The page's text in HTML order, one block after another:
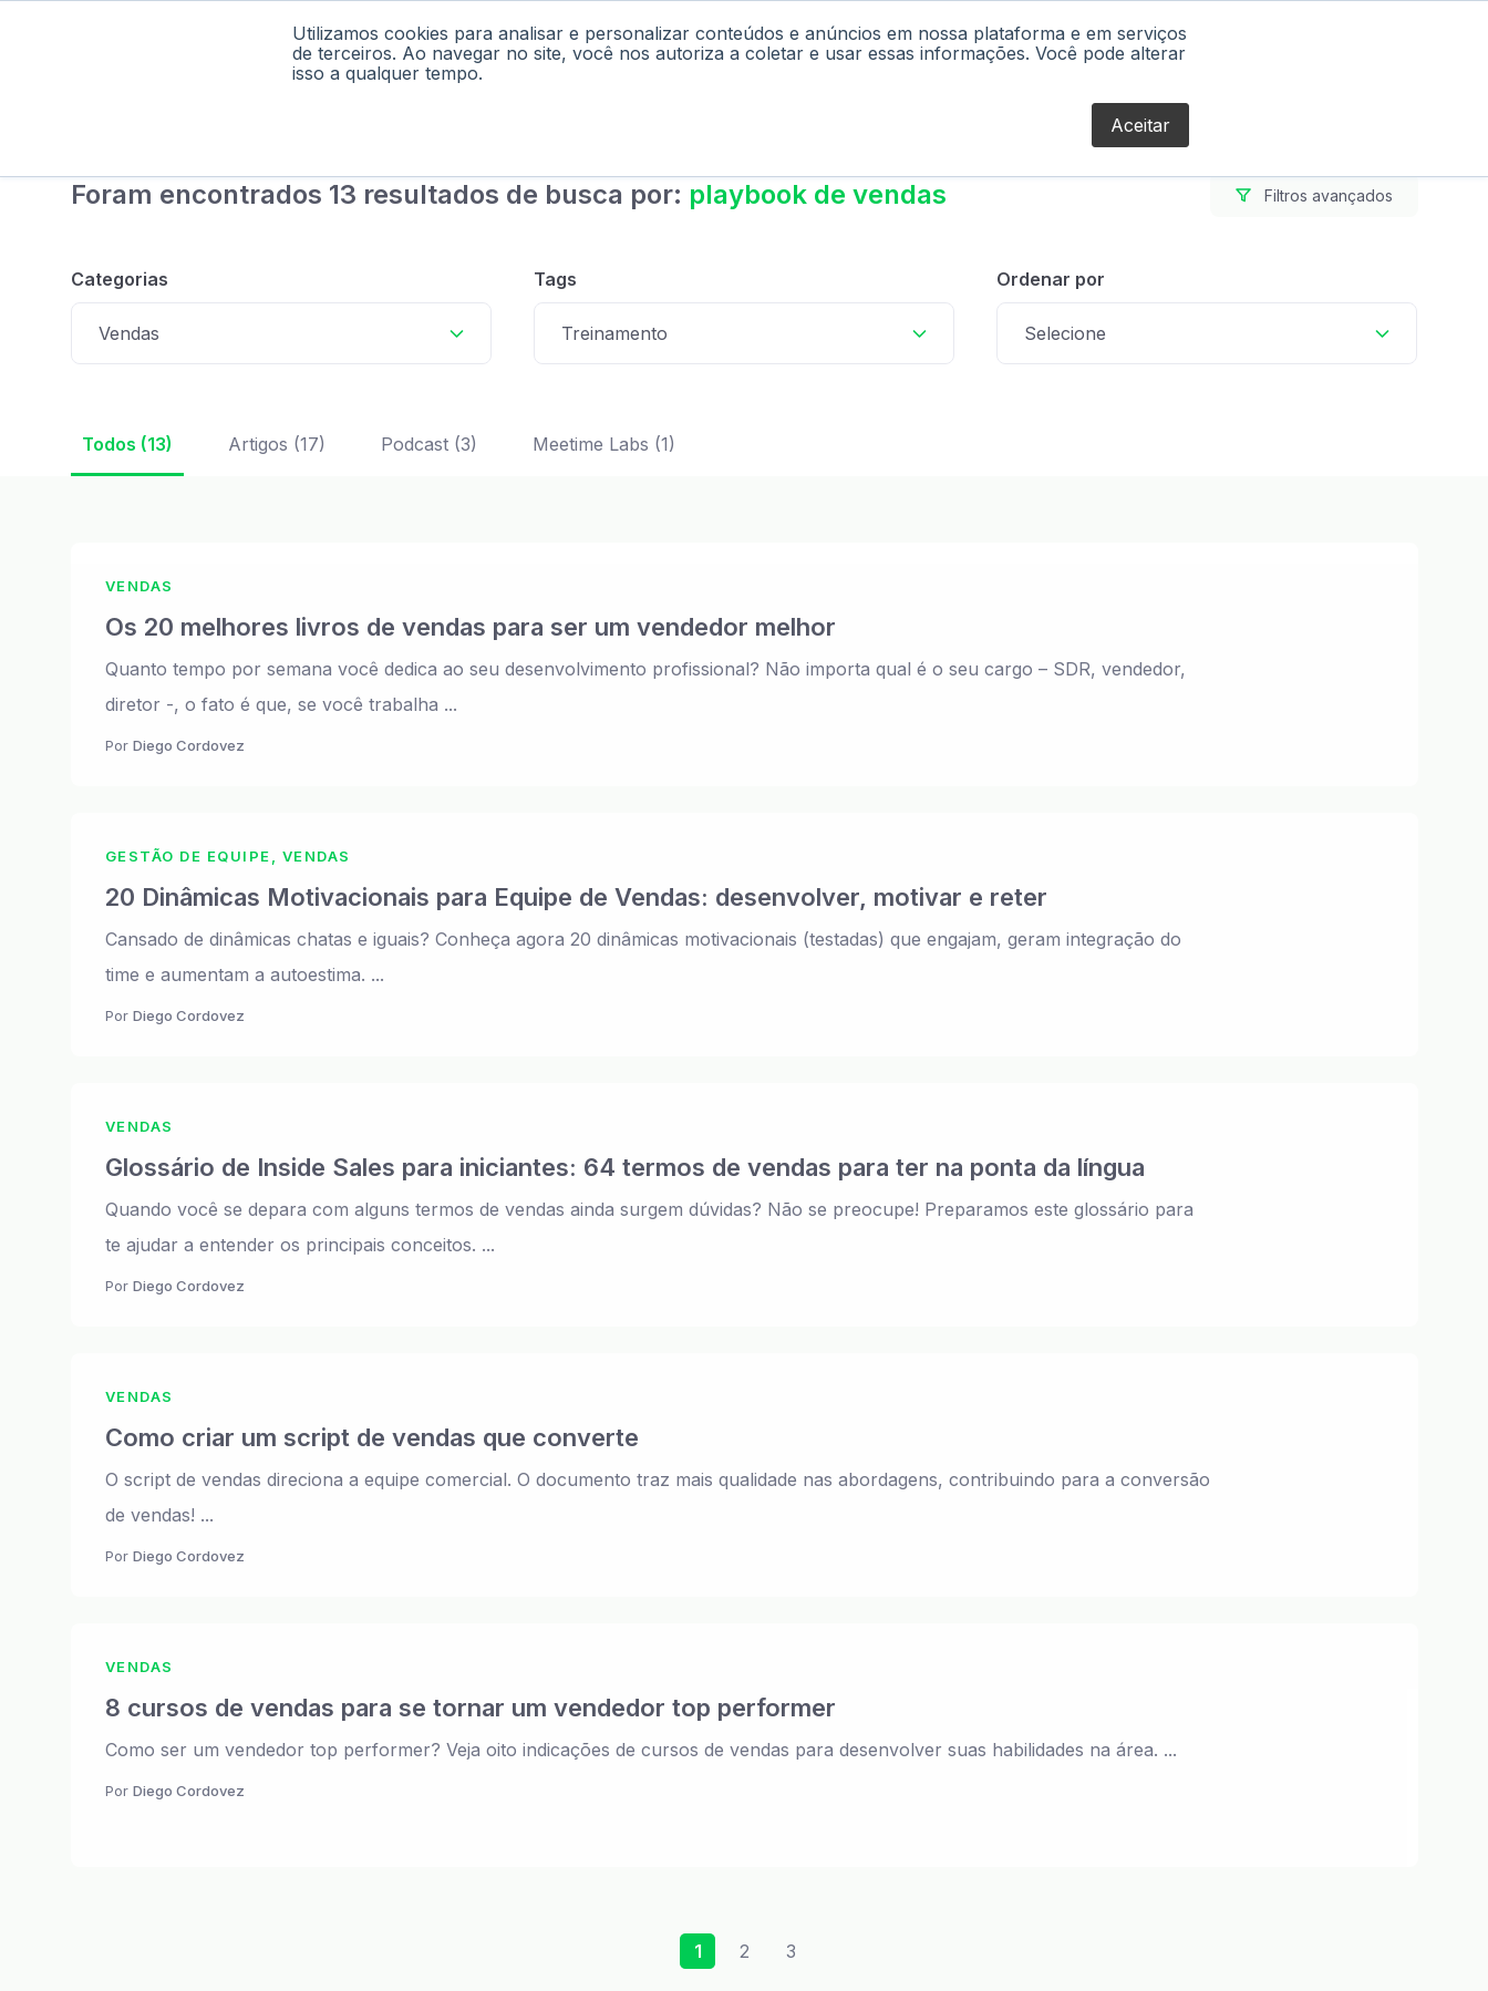
Utilizamos cookies para analisar e personalizar conteúdos e anúncios em nossa plataforma e em serviços
de terceiros. Ao navegar no site, você nos autoriza a coletar e usar essas informações. Você pode alterar
isso a qualquer tempo.
Aceitar
Home Podcast Materiais Labs Falar com Consultor Blog
Foram encontrados 13 resultados de busca por: playbook de vendas Filtros avançados
Categorias
Vendas
Tags
Treinamento
Ordenar por
Selecione
Todos (13) Artigos (17) Podcast (3) Meetime Labs (1)
VENDAS
Os 20 melhores livros de vendas para ser um vendedor melhor
Quanto tempo por semana você dedica ao seu desenvolvimento profissional? Não importa qual é o seu cargo – SDR, vendedor,
diretor -, o fato é que, se você trabalha ...
Por Diego Cordovez
GESTÃO DE EQUIPE, VENDAS
20 Dinâmicas Motivacionais para Equipe de Vendas: desenvolver, motivar e reter
Cansado de dinâmicas chatas e iguais? Conheça agora 20 dinâmicas motivacionais (testadas) que engajam, geram integração do
time e aumentam a autoestima. ...
Por Diego Cordovez
VENDAS
Glossário de Inside Sales para iniciantes: 64 termos de vendas para ter na ponta da língua
Quando você se depara com alguns termos de vendas ainda surgem dúvidas? Não se preocupe! Preparamos este glossário para
te ajudar a entender os principais conceitos. ...
Por Diego Cordovez
VENDAS
Como criar um script de vendas que converte
O script de vendas direciona a equipe comercial. O documento traz mais qualidade nas abordagens, contribuindo para a conversão
de vendas! ...
Por Diego Cordovez
VENDAS
8 cursos de vendas para se tornar um vendedor top performer
Como ser um vendedor top performer? Veja oito indicações de cursos de vendas para desenvolver suas habilidades na área. ...
Por Diego Cordovez
1 2 3